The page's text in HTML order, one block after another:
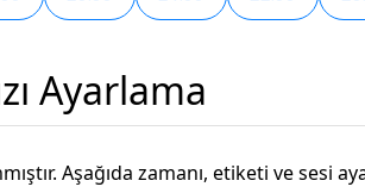
Ayarlama
Aşağıda zamanı, etiketi ve